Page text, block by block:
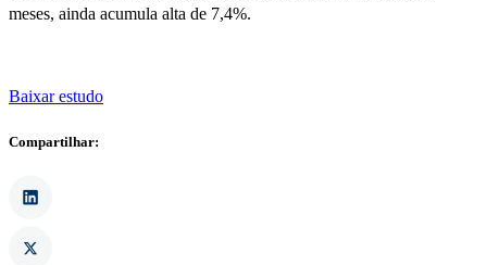
meses, ainda acumula alta de 7,4%.
Baixar estudo
Compartilhar: